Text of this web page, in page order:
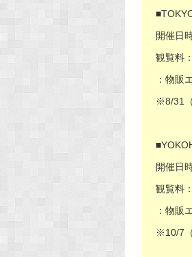
開催日
観覧料
：物販
※8/31
開催日
観覧料
：物販
※10/7